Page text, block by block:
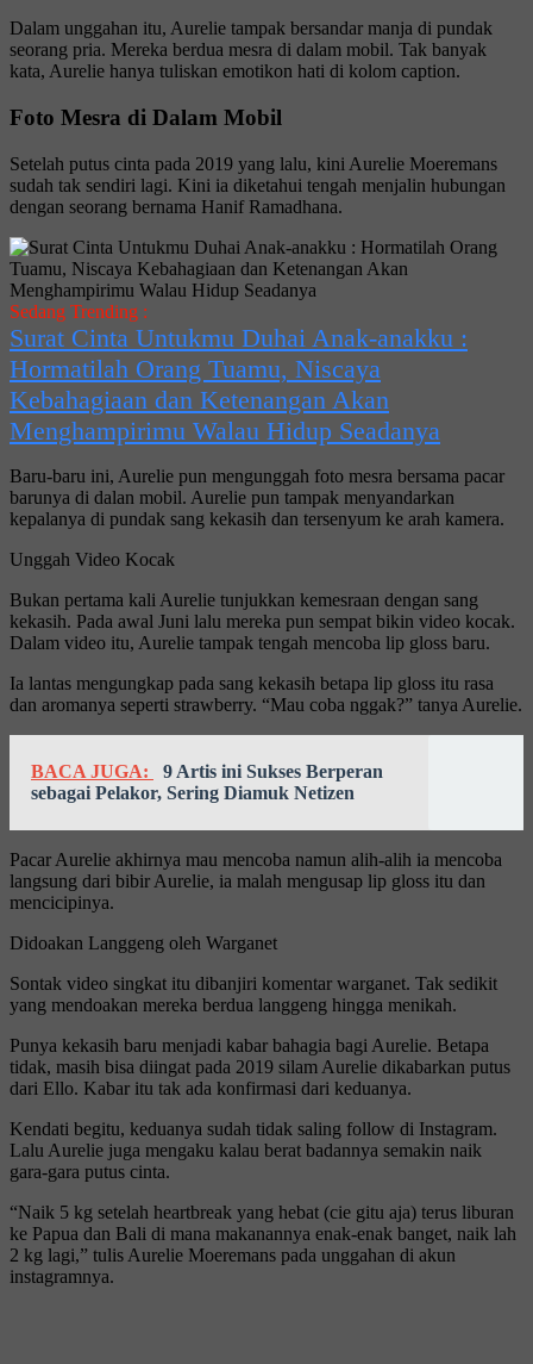
Dalam unggahan itu, Aurelie tampak bersandar manja di pundak
seorang pria. Mereka berdua mesra di dalam mobil. Tak banyak
kata, Aurelie hanya tuliskan emotikon hati di kolom caption.
Foto Mesra di Dalam Mobil
Setelah putus cinta pada 2019 yang lalu, kini Aurelie Moeremans
sudah tak sendiri lagi. Kini ia diketahui tengah menjalin hubungan
dengan seorang bernama Hanif Ramadhana.
Sedang Trending :
Surat Cinta Untukmu Duhai Anak-anakku :
Hormatilah Orang Tuamu, Niscaya
Kebahagiaan dan Ketenangan Akan
Menghampirimu Walau Hidup Seadanya
Baru-baru ini, Aurelie pun mengunggah foto mesra bersama pacar
barunya di dalan mobil. Aurelie pun tampak menyandarkan
kepalanya di pundak sang kekasih dan tersenyum ke arah kamera.
Unggah Video Kocak
Bukan pertama kali Aurelie tunjukkan kemesraan dengan sang
kekasih. Pada awal Juni lalu mereka pun sempat bikin video kocak.
Dalam video itu, Aurelie tampak tengah mencoba lip gloss baru.
Ia lantas mengungkap pada sang kekasih betapa lip gloss itu rasa
dan aromanya seperti strawberry. “Mau coba nggak?” tanya Aurelie.
BACA JUGA:
9 Artis ini Sukses Berperan
sebagai Pelakor, Sering Diamuk Netizen
Pacar Aurelie akhirnya mau mencoba namun alih-alih ia mencoba
langsung dari bibir Aurelie, ia malah mengusap lip gloss itu dan
mencicipinya.
Didoakan Langgeng oleh Warganet
Sontak video singkat itu dibanjiri komentar warganet. Tak sedikit
yang mendoakan mereka berdua langgeng hingga menikah.
Punya kekasih baru menjadi kabar bahagia bagi Aurelie. Betapa
tidak, masih bisa diingat pada 2019 silam Aurelie dikabarkan putus
dari Ello. Kabar itu tak ada konfirmasi dari keduanya.
Kendati begitu, keduanya sudah tidak saling follow di Instagram.
Lalu Aurelie juga mengaku kalau berat badannya semakin naik
gara-gara putus cinta.
“Naik 5 kg setelah heartbreak yang hebat (cie gitu aja) terus liburan
ke Papua dan Bali di mana makanannya enak-enak banget, naik lah
2 kg lagi,” tulis Aurelie Moeremans pada unggahan di akun
instagramnya.